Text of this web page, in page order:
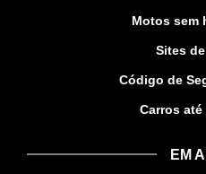
Motos sem
Sites
Código de
Carros até
EM